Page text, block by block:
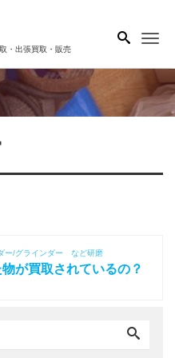
・出張買取・販売
ー/グラインダー など研磨
が買取されているの？